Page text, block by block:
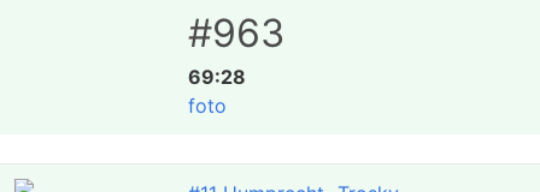
#963
69:28
foto